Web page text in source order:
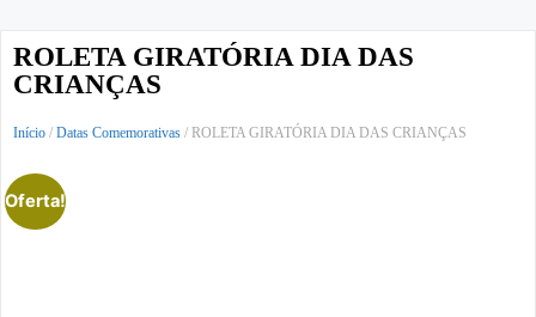
ROLETA GIRATÓRIA DIA DAS
CRIANÇAS
Início / Datas Comemorativas / ROLETA GIRATÓRIA DIA DAS CRIANÇAS
Oferta!